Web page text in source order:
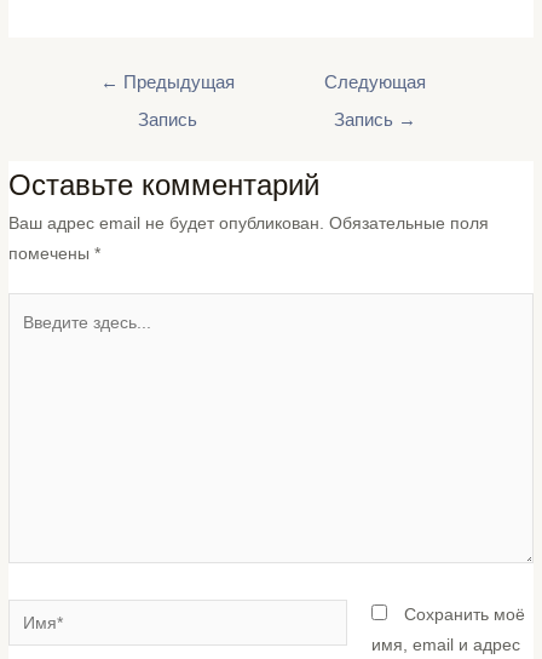
← Предыдущая
Запись
Следующая
Запись →
Оставьте комментарий
Ваш адрес email не будет опубликован.
Обязательные поля
помечены*
Сохранить моё
имя, email и адрес